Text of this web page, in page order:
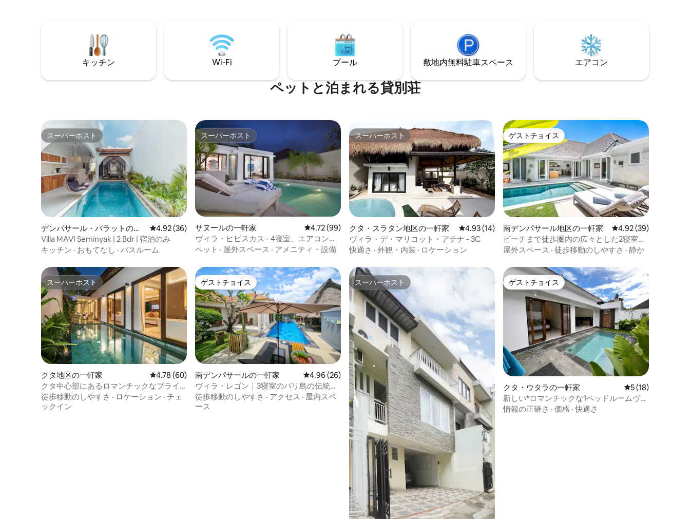
設の一部であり、大人数のグループに適
しましょう。トロピカルに。
があり、すべて広々とした手入れの行き
届いた敷地内の専用庭にあります。 毎日
のハウスキーピング、プール、庭のサー
ビスが含まれます。
ン - ペット同伴OK | 喫煙可 | 長期滞在可 バ
リ島で正しい方法で滞在しましょう — ト
ロピカルに。
ッサージサービス、Netflix付きの70イン
チテレビ、洗濯機。また、シェフが作る
最高のインドネシア料理を注文すること
もできます。
キッチン Wi-Fi プール 敷地内無料駐⁠車ス⁠ペ⁠ー⁠ス エアコン
ペットと泊まれる貸別荘
スーパーホスト
スーパーホスト
デンパサール・バラットの一
軒家
レビュー36件、5つ星中4.92つ星の平均評価
4.92 (36)
Villa MAVI Seminyak | 2 Bdr | 宿泊のみ
キッチン · おもてなし · バスルーム
スーパーホスト
スーパーホスト
サヌールの一軒家 レビュー99件、5つ星中4.72つ星の平均評価
4.72 (99)
ヴィラ・ヒビスカス - 4寝室、エアコン、
リビング、サヌールビーチから250m
ペット · 屋外スペース · アメニティ・設備
スーパーホスト
スーパーホスト
クタ・スラタン地区の一軒家 レビュー14件、5つ星中4.93つ星の平均評価
4.93 (14)
ヴィラ・デ・マリコット・アテナ - 3C
快適さ · 外観・内装 · ロケーション
ゲストチョイス
ゲストチョイス
南デンパサール地区の一軒家 レビュー39件、5つ星
4.92 (39)
ビーチまで徒歩圏内の広々とした2寝室の
モダンなヴィラ
屋外スペース · 徒歩移動のしやすさ · 静か
スーパーホスト
スーパーホスト
クタ地区の一軒家 レビュー60件、5つ星中4.78つ星の平均評価
4.78 (60)
クタ中心部にあるロマンチックなプライ
ベートプール付きヴィラ
徒歩移動のしやすさ · ロケーション · チェ
ックイン
ゲストチョイス
ゲストチョイス
南デンパサールの一軒家 レビュー26件、5つ星中4.96つ星の平均評価
4.96 (26)
​ヴィラ・レゴン｜3寝室のバリ島の伝統的
な家
徒歩移動のしやすさ · アクセス · 屋内スペ
ース
スーパーホスト
スーパーホスト ゲストチョイス
ゲストチョイス
クタ・ウタラの一軒家 レビュー18件、5
5 (18)
新しい*ロマンチックな1ベッドルームヴィ
ラプライベートプールCanggu *
情報の正確さ · 価格 ·快適さ